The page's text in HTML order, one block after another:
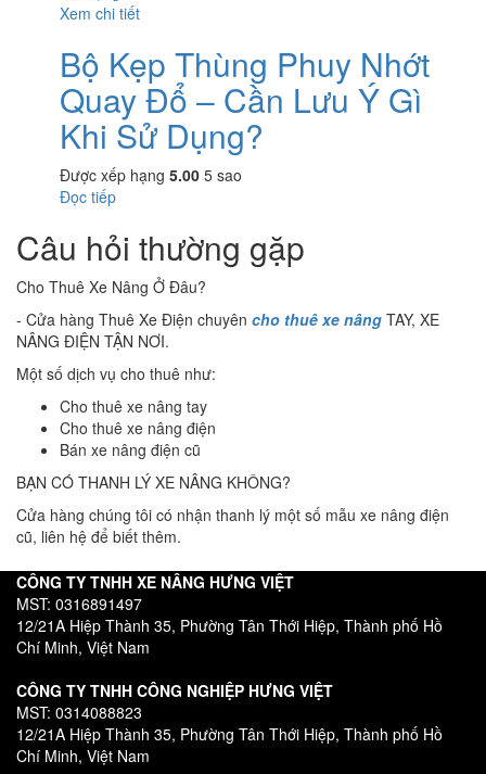
Xem chi tiết
Bộ Kẹp Thùng Phuy Nhớt
Quay Đổ – Cần Lưu Ý Gì
Khi Sử Dụng?
Được xếp hạng 5.00 5 sao
Đọc tiếp
Câu hỏi thường gặp
Cho Thuê Xe Nâng Ở Đâu?
- Cửa hàng Thuê Xe Điện chuyên cho thuê xe nâng TAY, XE
NÂNG ĐIỆN TẬN NƠI.
Một số dịch vụ cho thuê như:
Cho thuê xe nâng tay
Cho thuê xe nâng điện
Bán xe nâng điện cũ
BẠN CÓ THANH LÝ XE NÂNG KHÔNG?
Cửa hàng chúng tôi có nhận thanh lý một số mẫu xe nâng điện
cũ, liên hệ để biết thêm.
CÔNG TY TNHH XE NÂNG HƯNG VIỆT
MST: 0316891497
12/21A Hiệp Thành 35, Phường Tân Thới Hiệp, Thành phố Hồ
Chí Minh, Việt Nam
CÔNG TY TNHH CÔNG NGHIỆP HƯNG VIỆT
MST: 0314088823
12/21A Hiệp Thành 35, Phường Tân Thới Hiệp, Thành phố Hồ
Chí Minh, Việt Nam